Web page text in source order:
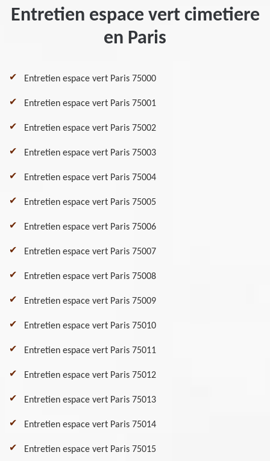
Entretien espace vert cimetiere
en Paris
Entretien espace vert Paris 75000
Entretien espace vert Paris 75001
Entretien espace vert Paris 75002
Entretien espace vert Paris 75003
Entretien espace vert Paris 75004
Entretien espace vert Paris 75005
Entretien espace vert Paris 75006
Entretien espace vert Paris 75007
Entretien espace vert Paris 75008
Entretien espace vert Paris 75009
Entretien espace vert Paris 75010
Entretien espace vert Paris 75011
Entretien espace vert Paris 75012
Entretien espace vert Paris 75013
Entretien espace vert Paris 75014
Entretien espace vert Paris 75015